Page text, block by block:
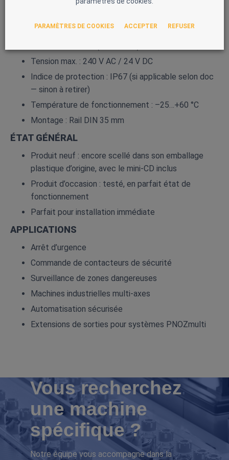
Sorties de sécurité : 4 relais N/O à guidage positif
Tension max. : 240 V AC / 24 V DC
Indice de protection : IP67 (si applicable selon doc
— sinon à retirer)
Température de fonctionnement : –25…+60 °C
Montage : Rail DIN 35 mm
ÉTAT GÉNÉRAL
Produit neuf : encore scellé dans son emballage
plastique d’origine, avec le mini‑CD inclus
Produit d’occasion : testé, en parfait état de
fonctionnement
Parfait pour installation immédiate
APPLICATIONS
Arrêt d’urgence
Commande de contacteurs de sécurité
Surveillance de zones dangereuses
Machines industrielles multi‑axes
Automatisation sécurisée
Extensions de sorties pour systèmes PNOZmulti
Vous recherchez
une machine
spécifique ?
Notre équipe vous accompagne dans la
PARAMÈTRES DE COOKIES ACCEPTER REFUSER